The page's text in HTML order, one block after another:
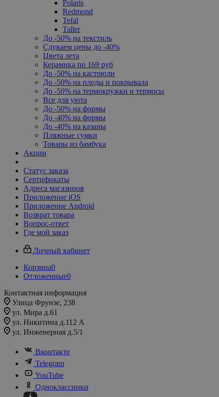
Polaris
Redmond
Tefal
Taller
До -50% на текстиль
Сдуваем цены до -40%
Цвета лета
Керамика по 169 руб
До -50% на кастрюли
До -50% на пледы и покрывала
До -50% на термокружки и термосы
Все для уюта
До -50% на формы
До -40% на формы
До -40% на казаны
Пляжные сумки
Товары из бамбука
Акции
Статус заказа
Сертификаты
Адреса магазинов
Приложение iOS
Приложение Android
Возврат товара
Вопрос-ответ
Где мой заказ
Личный кабинет
Корзина0
Отложенные0
Контактная информация
Улица Фрунзе, 238​
ул. Мира д.61
ул. Никитина д.112 А
ул. Инженерная д.5/1
Вконтакте
Telegram
YouTube
Одноклассники